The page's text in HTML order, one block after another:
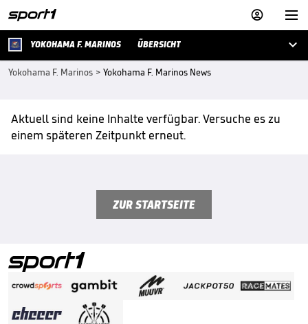


YOKOHAMA F. MARINOS ÜBERSICHT 
Yokohama F. Marinos > Yokohama F. Marinos News
Aktuell sind keine Inhalte verfügbar. Versuche es zu
einem späteren Zeitpunkt erneut.
ZUR STARTSEITE